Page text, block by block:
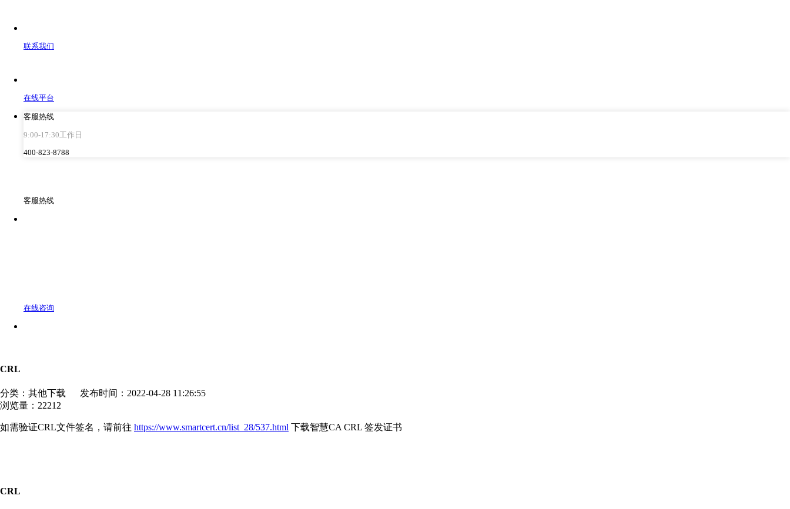
联系我们
在线平台
客服热线
9:00-17:30工作日
400-823-8788
客服热线
在线咨询
CRL
分类：其他下载
发布时间：2022-04-28 11:26:55
浏览量：22212
如需验证CRL文件签名，请前往 https://www.smartcert.cn/list_28/537.html 下载智慧CA CRL 签发证书
CRL